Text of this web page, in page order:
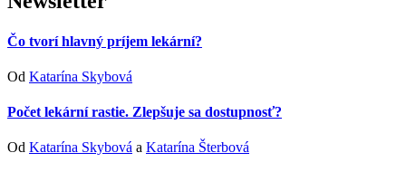
Čo tvorí hlavný príjem lekární?
Od Katarína Skybová
Počet lekární rastie. Zlepšuje sa dostupnosť?
Od Katarína Skybová a Katarína Šterbová